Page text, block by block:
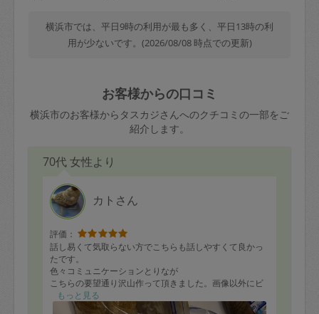
横浜市では、平日9時の利用が最も多く、平日13時の利
用が少ないです。(2026/08/08 時点での更新)
お客様からの口コミ
横浜市のお客様からタスカジさんへのクチコミの一部をご
紹介します。
70代 女性より
カトさん
評価：
話し易くて気取らない方でこちらも話しやすくて良かっ
たです。
色々コミュニケーションとりなが
こちらの要望通り沢山作って頂きました。画像以外にビ
ーフシチューもで豪華です😃ご縁が有ればまたお願いし
ます。
もっと見る